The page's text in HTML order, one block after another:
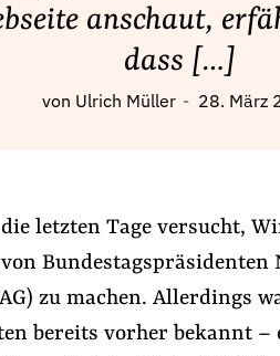
anschaut,
dass […]
von Ulrich Müller 28. März
letzten Tage versucht,
Bundestagspräsidenten
zu machen. Allerdings
bereits vorher bekannt